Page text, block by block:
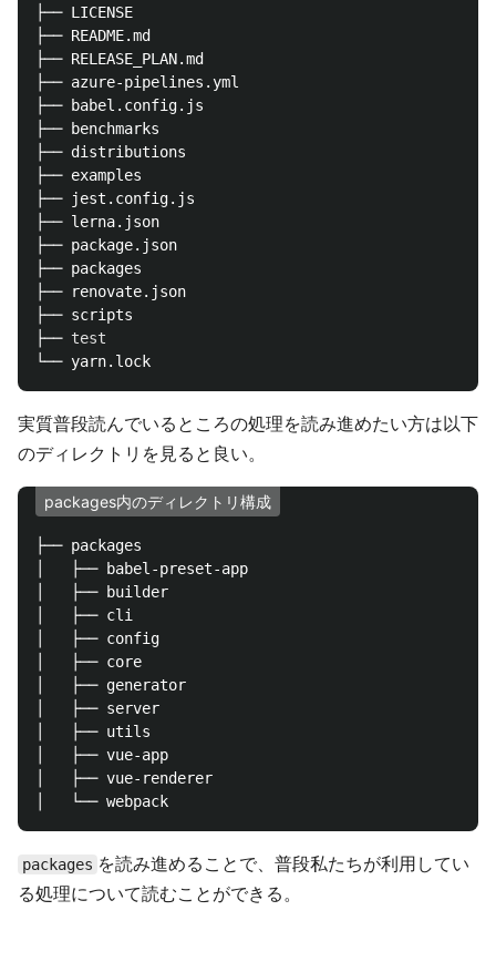
├── LICENSE
├── README.md
├── RELEASE_PLAN.md
├── azure-pipelines.yml
├── babel.config.js
├── benchmarks
├── distributions
├── examples
├── jest.config.js
├── lerna.json
├── package.json
├── packages
├── renovate.json
├── scripts
├── test
実質普段読んでいるところの処理を読み進めたい方は以下
のディレクトリを見ると良い。
packages内のディレクトリ構成
├── packages
│   ├── babel-preset-app
│   ├── builder
│   ├── cli
│   ├── config
│   ├── core
│   ├── generator
│   ├── server
│   ├── utils
│   ├── vue-app
│   ├── vue-renderer
packages を読み進めることで、普段私たちが利用してい
る処理について読むことができる。